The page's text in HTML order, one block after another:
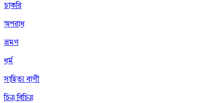
চাকরি
অপরাধ
ভ্রমণ
ধর্ম
সাহিত্য বাণী
চিত্র বিচিত্র